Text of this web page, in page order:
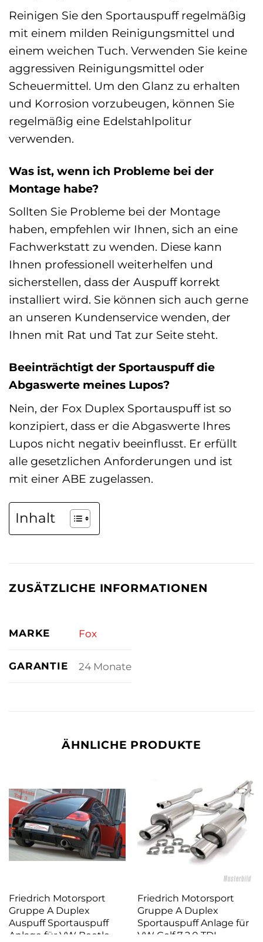
Reinigen Sie den Sportauspuff regelmäßig
mit einem milden Reinigungsmittel und
einem weichen Tuch. Verwenden Sie keine
aggressiven Reinigungsmittel oder
Scheuermittel. Um den Glanz zu erhalten
und Korrosion vorzubeugen, können Sie
regelmäßig eine Edelstahlpolitur
verwenden.
Was ist, wenn ich Probleme bei der
Montage habe?
Sollten Sie Probleme bei der Montage
haben, empfehlen wir Ihnen, sich an eine
Fachwerkstatt zu wenden. Diese kann
Ihnen professionell weiterhelfen und
sicherstellen, dass der Auspuff korrekt
installiert wird. Sie können sich auch gerne
an unseren Kundenservice wenden, der
Ihnen mit Rat und Tat zur Seite steht.
Beeinträchtigt der Sportauspuff die
Abgaswerte meines Lupos?
Nein, der Fox Duplex Sportauspuff ist so
konzipiert, dass er die Abgaswerte Ihres
Lupos nicht negativ beeinflusst. Er erfüllt
alle gesetzlichen Anforderungen und ist
mit einer ABE zugelassen.
Inhalt
ZUSÄTZLICHE INFORMATIONEN
MARKE Fox
GARANTIE 24 Monate
ÄHNLICHE PRODUKTE
Friedrich Motorsport
Gruppe A Duplex
Auspuff Sportauspuff
Anlage für VW Beetle
Friedrich Motorsport
Gruppe A Duplex
Sportauspuff Anlage für
VW Golf 7 2.0 TDI